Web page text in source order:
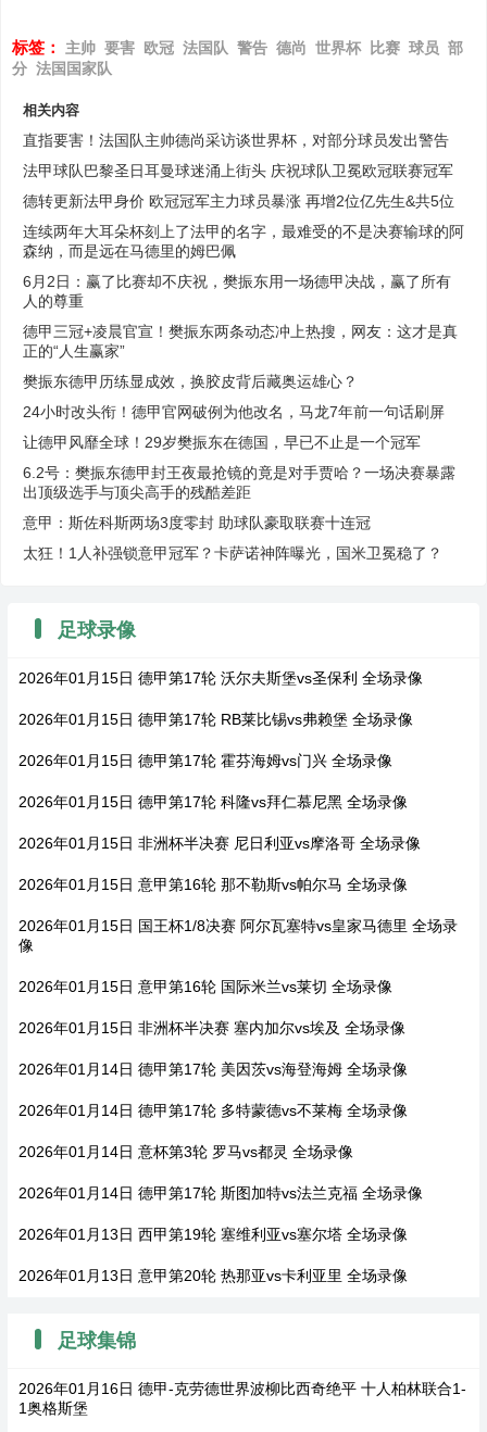
标签： 主帅 要害 欧冠 法国队 警告 德尚 世界杯 比赛 球员 部
分 法国国家队
相关内容
直指要害！法国队主帅德尚采访谈世界杯，对部分球员发出警告
法甲球队巴黎圣日耳曼球迷涌上街头 庆祝球队卫冕欧冠联赛冠军
德转更新法甲身价 欧冠冠军主力球员暴涨 再增2位亿先生&共5位
连续两年大耳朵杯刻上了法甲的名字，最难受的不是决赛输球的阿
森纳，而是远在马德里的姆巴佩
6月2日：赢了比赛却不庆祝，樊振东用一场德甲决战，赢了所有
人的尊重
德甲三冠+凌晨官宣！樊振东两条动态冲上热搜，网友：这才是真
正的“人生赢家”
樊振东德甲历练显成效，换胶皮背后藏奥运雄心？
24小时改头衔！德甲官网破例为他改名，马龙7年前一句话刷屏
让德甲风靡全球！29岁樊振东在德国，早已不止是一个冠军
6.2号：樊振东德甲封王夜最抢镜的竟是对手贾哈？一场决赛暴露
出顶级选手与顶尖高手的残酷差距
意甲：斯佐科斯两场3度零封 助球队豪取联赛十连冠
太狂！1人补强锁意甲冠军？卡萨诺神阵曝光，国米卫冕稳了？
足球录像
2026年01月15日 德甲第17轮 沃尔夫斯堡vs圣保利 全场录像
2026年01月15日 德甲第17轮 RB莱比锡vs弗赖堡 全场录像
2026年01月15日 德甲第17轮 霍芬海姆vs门兴 全场录像
2026年01月15日 德甲第17轮 科隆vs拜仁慕尼黑 全场录像
2026年01月15日 非洲杯半决赛 尼日利亚vs摩洛哥 全场录像
2026年01月15日 意甲第16轮 那不勒斯vs帕尔马 全场录像
2026年01月15日 国王杯1/8决赛 阿尔瓦塞特vs皇家马德里 全场录
像
2026年01月15日 意甲第16轮 国际米兰vs莱切 全场录像
2026年01月15日 非洲杯半决赛 塞内加尔vs埃及 全场录像
2026年01月14日 德甲第17轮 美因茨vs海登海姆 全场录像
2026年01月14日 德甲第17轮 多特蒙德vs不莱梅 全场录像
2026年01月14日 意杯第3轮 罗马vs都灵 全场录像
2026年01月14日 德甲第17轮 斯图加特vs法兰克福 全场录像
2026年01月13日 西甲第19轮 塞维利亚vs塞尔塔 全场录像
2026年01月13日 意甲第20轮 热那亚vs卡利亚里 全场录像
足球集锦
2026年01月16日 德甲-克劳德世界波柳比西奇绝平 十人柏林联合1-
1奥格斯堡